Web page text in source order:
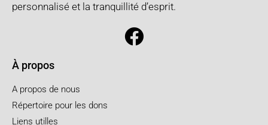
personnalisé et la tranquillité d’esprit.
À propos
A propos de nous
Répertoire pour les dons
Liens utilles